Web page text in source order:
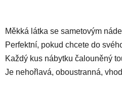
Měkká látka se sametovým
Perfektní, pokud chcete do
Každý kus nábytku čalouněný
Je nehořlavá, oboustranná,